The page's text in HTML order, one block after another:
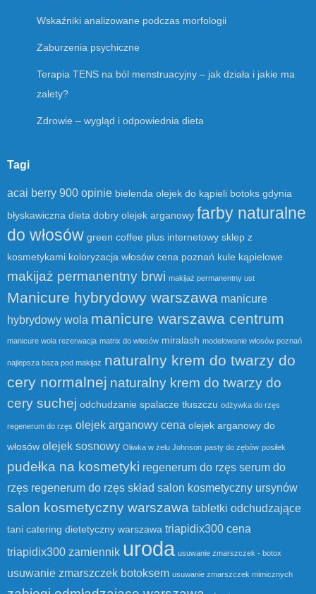
Wskaźniki analizowane podczas morfologii
Zaburzenia psychiczne
Terapia TENS na ból menstruacyjny – jak działa i jakie ma
zalety?
Zdrowie – wygląd i odpowiednia dieta
Tagi
acai berry 900 opinie bielenda olejek do kąpieli botoks gdynia
błyskawiczna dieta dobry olejek arganowy farby naturalne
do włosów green coffee plus internetowy sklep z
kosmetykami koloryzacja włosów cena poznań kule kąpielowe
makijaż permanentny brwi makijaż permanentny ust
Manicure hybrydowy warszawa manicure
hybrydowy wola manicure warszawa centrum
manicure wola rezerwacja matrix do włosów miralash modelowanie włosów poznań
najlepsza baza pod makijaż naturalny krem do twarzy do
cery normalnej naturalny krem do twarzy do
cery suchej odchudzanie spalacze tłuszczu odżywka do rzęs
regenerum do rzęs olejek arganowy cena olejek arganowy do
włosów olejek sosnowy Oliwka w żelu Johnson pasty do zębów posiłek
pudełka na kosmetyki regenerum do rzęs serum do
rzęs regenerum do rzęs skład salon kosmetyczny ursynów
salon kosmetyczny warszawa tabletki odchudzające
tani catering dietetyczny warszawa triapidix300 cena
triapidix300 zamiennik uroda usuwanie zmarszczek - botox
usuwanie zmarszczek botoksem usuwanie zmarszczek mimicznych